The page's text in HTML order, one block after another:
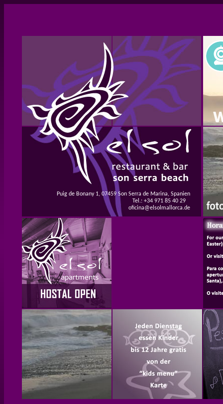
Puig de Bonany 1, 07459 Son Serra de Marina, Spanien
Tel.: +34 971 85 40 29
oficina@elsolmallorca.de